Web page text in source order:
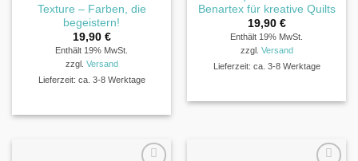
Texture – Farben, die
begeistern!
19,90 €
Enthält 19% MwSt.
zzgl. Versand
Lieferzeit: ca. 3-8 Werktage
Benartex für kreative Quilts
19,90 €
Enthält 19% MwSt.
zzgl. Versand
Lieferzeit: ca. 3-8 Werktage